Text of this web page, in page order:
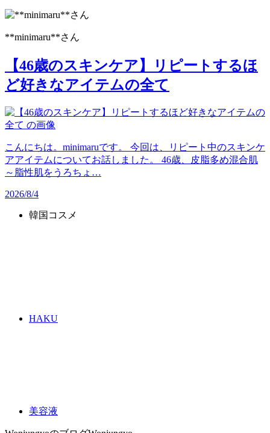
**minimaru**さん
【46歳のスキンケア】リピートするほ
ど好きなアイテムの全て
こんにちは。minimaruです。 今回は、リピート中のスキンケ
アアイテムについてお話しました。 46歳、皮脂多め混合肌
～脂性肌をうろちょ…
2026/8/4
韓国コスメ
HAKU
美容液